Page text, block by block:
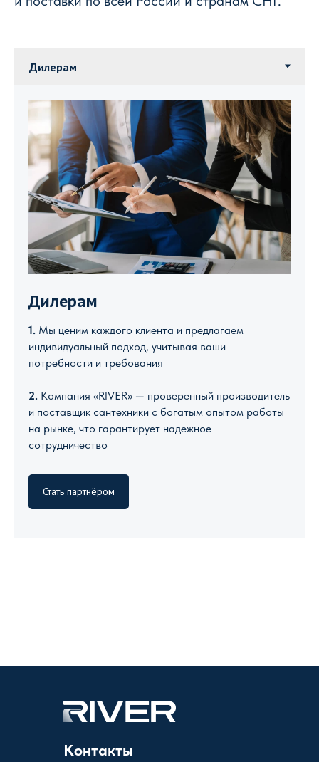
Дилерам
1. Мы ценим каждого клиента и предлагаем
индивидуальный подход, учитывая ваши
потребности и требования
2. Компания «RIVER» — проверенный производитель
и поставщик сантехники с богатым опытом работы
на рынке, что гарантирует надежное
сотрудничество
Стать партнёром
Контакты